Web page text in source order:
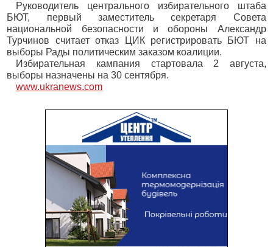
Руководитель центрального избирательного штаба
БЮТ, первый заместитель секретаря Совета
национальной безопасности и обороны Александр
Турчинов считает отказ ЦИК регистрировать БЮТ на
выборы Рады политическим заказом коалиции.
Избирательная кампания стартовала 2 августа,
выборы назначены на 30 сентября.
www.ukranews.com